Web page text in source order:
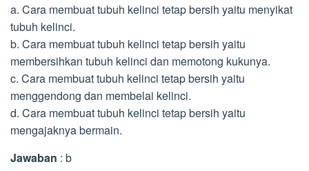
a. Cara membuat tubuh kelinci tetap bersih yaitu menyikat
tubuh kelinci.
b. Cara membuat tubuh kelinci tetap bersih yaitu
membersihkan tubuh kelinci dan memotong kukunya.
c. Cara membuat tubuh kelinci tetap bersih yaitu
menggendong dan membelai kelinci.
d. Cara membuat tubuh kelinci tetap bersih yaitu
mengajaknya bermain.
Jawaban : b